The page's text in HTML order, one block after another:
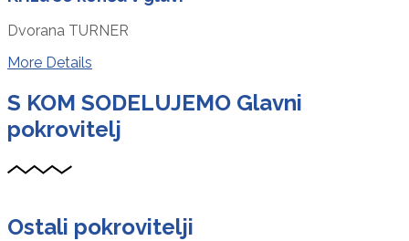
Dvorana TURNER
More Details
S KOM SODELUJEMO Glavni
pokrovitelj
Ostali pokrovitelji